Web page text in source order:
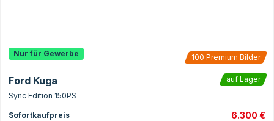
100 Premium Bilder
Nur für Gewerbe
Ford Kuga
auf Lager
Sync Edition 150PS
Sofortkaufpreis 6.300 €